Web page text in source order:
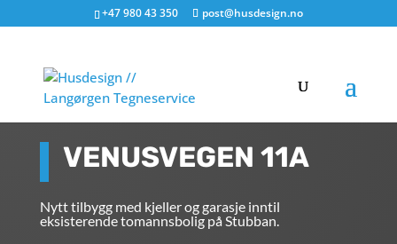
+47 980 43 350 post@husdesign.no
VENUSVEGEN 11A
Nytt tilbygg med kjeller og garasje inntil
eksisterende tomannsbolig på Stubban.